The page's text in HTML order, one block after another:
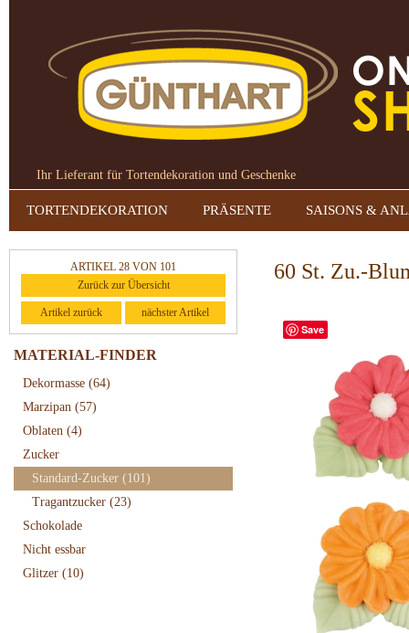
Ihr Lieferant für Tortendekoration und Geschenke
TORTENDEKORATION PRÄSENTE SAISONS &
ARTIKEL 28 VON 101
Zurück zur Übersicht
Artikel zurück nächster Artikel
MATERIAL-FINDER
Dekormasse (64)
Marzipan (57)
Oblaten (4)
Zucker
Standard-Zucker (101)
Tragantzucker (23)
Schokolade
Nicht essbar
Glitzer (10)
60 St. Zu.-
Save